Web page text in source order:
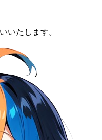
いたします。